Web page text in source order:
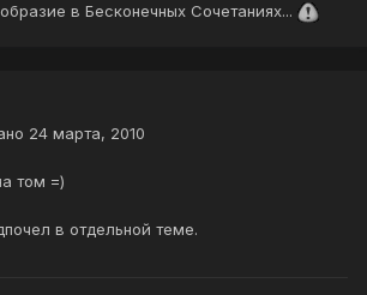
в Бесконечных Сочетаниях...
24 марта, 2010
том =)
в отдельной теме.